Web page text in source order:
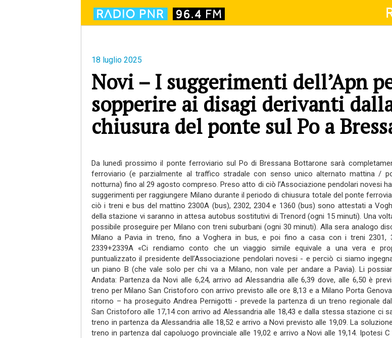
18 luglio 2025
Novi – I suggerimenti dell’Apn
sopperire ai disagi derivanti
chiusura del ponte sul Po a
Da lunedì prossimo il ponte ferroviario sul Po di Bressana Bottarone sarà
ferroviario (e parzialmente al traffico stradale con senso unico alternato mattina /
notturna) fino al 29 agosto compreso. Preso atto di ciò l’Associazione pendolari novesi
suggerimenti per raggiungere Milano durante il periodo di chiusura totale del ponte
ciò i treni e bus del mattino 2300A (bus), 2302, 2304 e 1360 (bus) sono attestati a
della stazione vi saranno in attesa autobus sostitutivi di Trenord (ogni 15 minuti). Una
possibile proseguire per Milano con treni suburbani (ogni 30 minuti). Alla sera analogo
Milano a Pavia in treno, fino a Voghera in bus, e poi fino a casa con i treni 2301,
2339+2339A «Ci rendiamo conto che un viaggio simile equivale a una vera e
puntualizzato il presidente dell’Associazione pendolari novesi - e perciò ci siamo
un piano B (che vale solo per chi va a Milano, non vale per andare a Pavia). Li
Andata: Partenza da Novi alle 6,24, arrivo ad Alessandria alle 6,39 dove, alle 6,50 è
treno per Milano San Cristoforo con arrivo previsto alle ore 8,13 e a Milano Porta
ritorno – ha proseguito Andrea Pernigotti - prevede la partenza di un treno regionale
San Cristoforo alle 17,14 con arrivo ad Alessandria alle 18,43 e dalla stessa stazione ci
treno in partenza da Alessandria alle 18,52 e arrivo a Novi previsto alle 19,09. La
treno in partenza dal capoluogo provinciale alle 19,02 e arrivo a Novi alle 19,14. Ipotesi